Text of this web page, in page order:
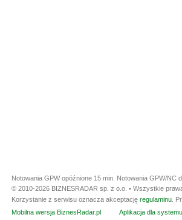
Notowania GPW opóźnione 15 min. Notowania GPW/NC
© 2010-2026 BIZNESRADAR sp. z o.o. • Wszystkie
Korzystanie z serwisu oznacza akceptację regulaminu .
Mobilna wersja BiznesRadar.pl
Aplikacja dla